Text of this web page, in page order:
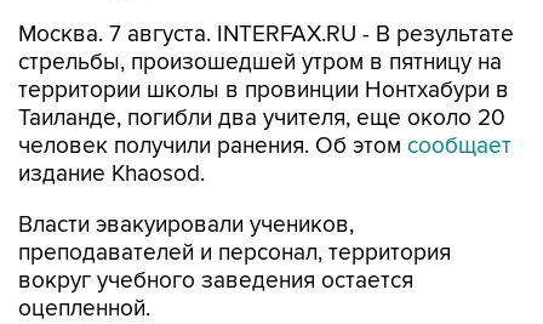
Москва. 7 августа. INTERFAX.RU - В результате
стрельбы, произошедшей утром в пятницу на
территории школы в провинции Нонтхабури в
Таиланде, погибли два учителя, еще около 20
человек получили ранения. Об этом сообщает
издание Khaosod.
Власти эвакуировали учеников,
преподавателей и персонал, территория
вокруг учебного заведения остается
оцепленной.